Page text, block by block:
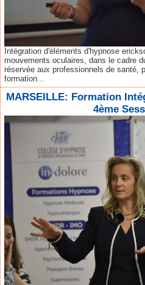
Intégration d'éléments d'hypnose
mouvements oculaires, dans le cadre
réservée aux professionnels de santé,
formation...
MARSEILLE: Formation
4ème